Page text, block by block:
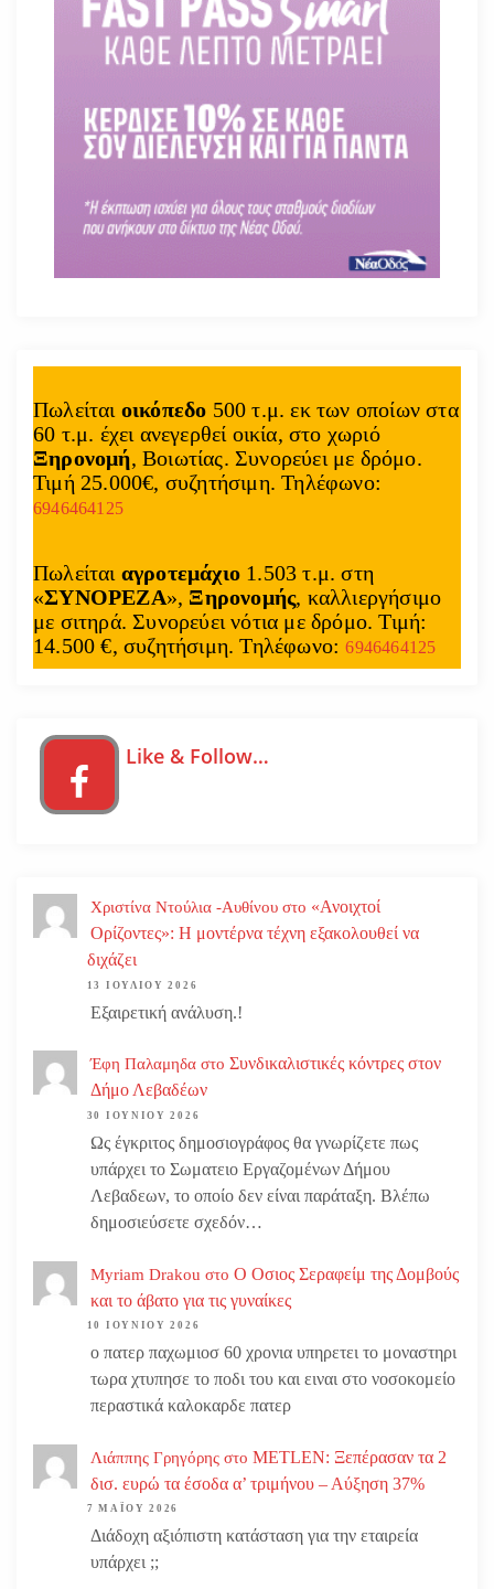
Πωλείται οικόπεδο 500 τ.μ. εκ των οποίων στα
60 τ.μ. έχει ανεγερθεί οικία, στο χωριό
Ξηρονομή, Βοιωτίας. Συνορεύει με δρόμο.
Τιμή 25.000€, συζητήσιμη. Τηλέφωνο:
6946464125
Πωλείται αγροτεμάχιο 1.503 τ.μ. στη
«ΣΥΝΟΡΕΖΑ», Ξηρονομής, καλλιεργήσιμο
με σιτηρά. Συνορεύει νότια με δρόμο. Τιμή:
14.500 €, συζητήσιμη. Τηλέφωνο:6946464125
Like & Follow…
Χριστίνα Ντούλια -Αυθίνου στο «Ανοιχτοί
Ορίζοντες»: Η μοντέρνα τέχνη εξακολουθεί να
διχάζει
13 ΙΟΥΛΊΟΥ 2026
Εξαιρετική ανάλυση.!
Έφη Παλαμηδα στο Συνδικαλιστικές κόντρες στον
Δήμο Λεβαδέων
30 ΙΟΥΝΊΟΥ 2026
Ως έγκριτος δημοσιογράφος θα γνωρίζετε πως
υπάρχει το Σωματειο Εργαζομένων Δήμου
Λεβαδεων, το οποίο δεν είναι παράταξη. Βλέπω
δημοσιεύσετε σχεδόν…
Myriam Drakou στο Ο Οσιος Σεραφείμ της Δομβούς
και το άβατο για τις γυναίκες
10 ΙΟΥΝΊΟΥ 2026
ο πατερ παχωμιοσ 60 χρονια υπηρετει το μοναστηρι
τωρα χτυπησε το ποδι του και ειναι στο νοσοκομείο
περαστικά καλοκαρδε πατερ
Λιάππης Γρηγόρης στο METLEN: Ξεπέρασαν τα 2
δισ. ευρώ τα έσοδα α’ τριμήνου – Αύξηση 37%
7 ΜΑΪ́ΟΥ 2026
Διάδοχη αξιόπιστη κατάσταση για την εταιρεία
υπάρχει ;;